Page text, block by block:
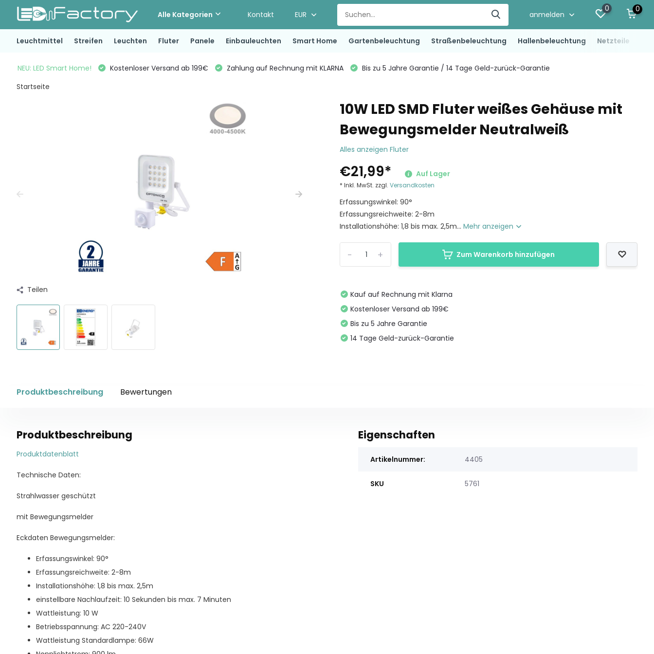
Alle Kategorien Kontakt EUR anmelden
0 0
Leuchtmittel Streifen Leuchten Fluter Panele Einbauleuchten Smart Home Gartenbeleuchtung Straßenbeleuchtung Hallenbeleuchtung Netzteile
NEU: LED Smart Home! Kostenloser Versand ab 199€ Zahlung auf Rechnung mit KLARNA
Bis zu 5 Jahre Garantie / 14 Tage Geld-zurück-Garantie
Startseite
Teilen
10W LED SMD Fluter weißes Gehäuse mit
Bewegungsmelder Neutralweiß
Alles anzeigen Fluter
€21,99* Auf Lager
* Inkl. MwSt. zzgl. Versandkosten
Erfassungswinkel: 90°
Erfassungsreichweite: 2-8m
Installationshöhe: 1,8 bis max. 2,5m... Mehr anzeigen
+
- Zum Warenkorb hinzufügen
Kauf auf Rechnung mit Klarna
Kostenloser Versand ab 199€
Bis zu 5 Jahre Garantie
14 Tage Geld-zurück-Garantie
Produktbeschreibung Bewertungen
Produktbeschreibung
Produktdatenblatt
Technische Daten:
Strahlwasser geschützt
mit Bewegungsmelder
Eckdaten Bewegungsmelder:
Erfassungswinkel: 90°
Erfassungsreichweite: 2-8m
Installationshöhe: 1,8 bis max. 2,5m
einstellbare Nachlaufzeit: 10 Sekunden bis max. 7 Minuten
Wattleistung: 10 W
Betriebsspannung: AC 220-240V
Wattleistung Standardlampe: 66W
Eigenschaften
Artikelnummer: 4405
SKU 5761